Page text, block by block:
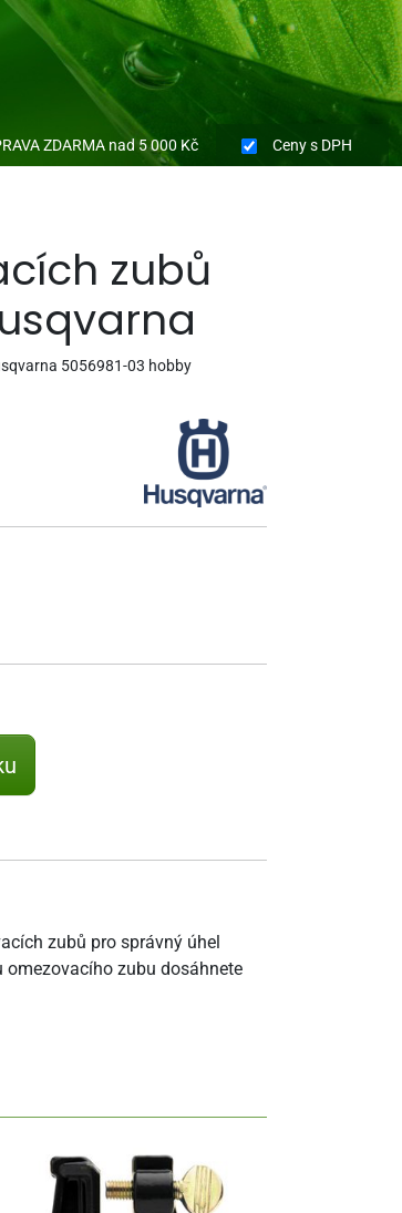
ZDARMA nad 5 000 Kč Cenys DPH
zubů
5056981-03 hobby
zubů pro správný úhel
omezovacího zubu dosáhnete